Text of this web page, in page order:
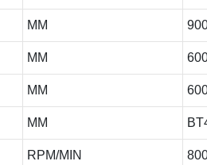
MM
MM
MM
MM
RPM/MIN